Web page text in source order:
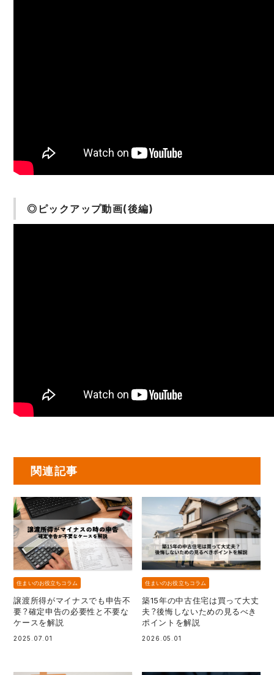
◎ピックアップ動画(後編)
関連記事
住まいのお役立ちコラム
譲渡所得がマイナスでも申告不
要？確定申告の必要性と不要な
ケースを解説
2025.07.01
住まいのお役立ちコラム
築15年の中古住宅は買って大丈
夫？後悔しないための見るべき
ポイントを解説
2026.05.01